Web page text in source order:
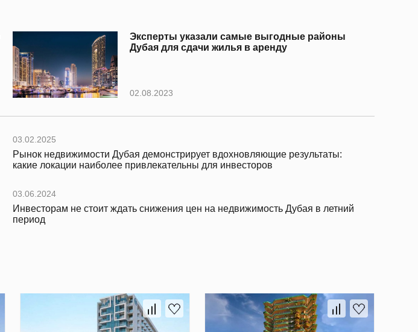
Эксперты указали самые выгодные районы
Дубая для сдачи жилья в аренду
02.08.2023
03.02.2025
Рынок недвижимости Дубая демонстрирует вдохновляющие результаты:
какие локации наиболее привлекательны для инвесторов
03.06.2024
Инвесторам не стоит ждать снижения цен на недвижимость Дубая в летний
период